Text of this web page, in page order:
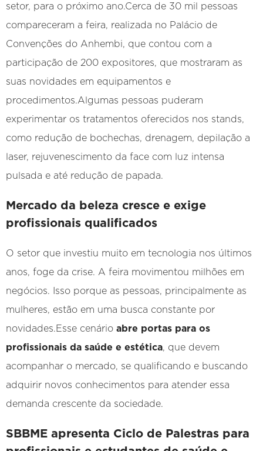
setor, para o próximo ano.Cerca de 30 mil pessoas
compareceram a feira, realizada no Palácio de
Convenções do Anhembi, que contou com a
participação de 200 expositores, que mostraram as
suas novidades em equipamentos e
procedimentos.Algumas pessoas puderam
experimentar os tratamentos oferecidos nos stands,
como redução de bochechas, drenagem, depilação a
laser, rejuvenescimento da face com luz intensa
pulsada e até redução de papada.
Mercado da beleza cresce e exige
profissionais qualificados
O setor que investiu muito em tecnologia nos últimos
anos, foge da crise. A feira movimentou milhões em
negócios. Isso porque as pessoas, principalmente as
mulheres, estão em uma busca constante por
novidades.Esse cenário abre portas para os
profissionais da saúde e estética, que devem
acompanhar o mercado, se qualificando e buscando
adquirir novos conhecimentos para atender essa
demanda crescente da sociedade.
SBBME apresenta Ciclo de Palestras para